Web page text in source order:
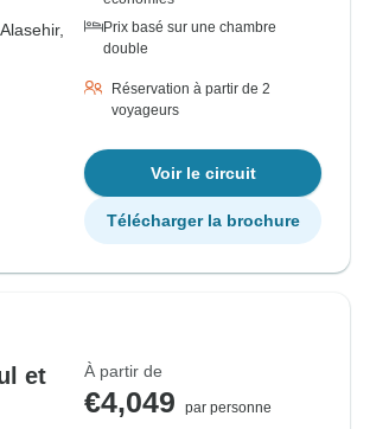
Alasehir,
Prix basé sur une chambre
double
Réservation à partir de 2
voyageurs
Voir le circuit
Télécharger la brochure
et
À partir de
€4,049
par personne